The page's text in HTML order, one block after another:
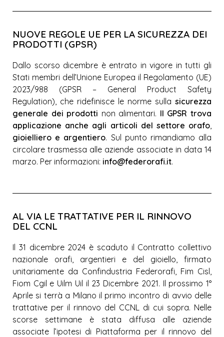
NUOVE REGOLE UE PER LA SICUREZZA DEI
PRODOTTI (GPSR)
Dallo scorso dicembre è entrato in vigore in tutti gli
Stati membri dell’Unione Europea il Regolamento (UE)
2023/988 (GPSR – General Product Safety
Regulation), che ridefinisce le norme sulla sicurezza
generale dei prodotti non alimentari. Il GPSR trova
applicazione anche agli articoli del settore orafo
gioielliero e argentiero. Sul punto rimandiamo alla
circolare trasmessa alle aziende associate in data 14
marzo. Per informazioni: info@federorafi.it.
AL VIA LE TRATTATIVE PER IL RINNOVO
DEL CCNL
Il 31 dicembre 2024 è scaduto il Contratto collettivo
nazionale orafi, argentieri e del gioiello, firmato
unitariamente da Confindustria Federorafi, Fim Cisl,
Fiom Cgil e Uilm Uil il 23 Dicembre 2021. Il prossimo 1°
Aprile si terrà a Milano il primo incontro di avvio delle
trattative per il rinnovo del CCNL di cui sopra. Nelle
scorse settimane è stata diffusa alle aziende
associate l’ipotesi di Piattaforma per il rinnovo del